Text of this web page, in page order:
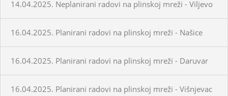
14.04.2025. Neplanirani radovi na plinskoj mreži - Viljevo
16.04.2025. Planirani radovi na plinskoj mreži - Našice
16.04.2025. Planirani radovi na plinskoj mreži - Daruvar
16.04.2025. Planirani radovi na plinskoj mreži - Višnjevac